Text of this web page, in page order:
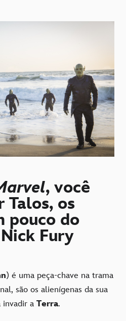
, você
Talos, os
pouco do
Fury
) é uma peça-chave na trama
são os alienígenas da sua
invadir a Terra.